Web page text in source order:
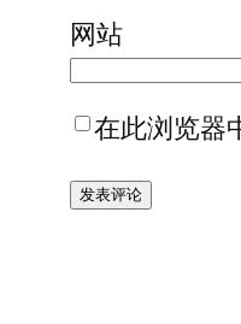
网站
在此浏览器